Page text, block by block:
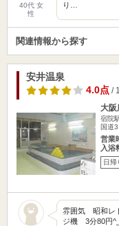
40代 女
性
り…
関連情報から探す
安井温泉
4.0点 /
大阪
宿院
国道
営業
入浴
日帰
雰囲気 昭和
ジ機 3分80円